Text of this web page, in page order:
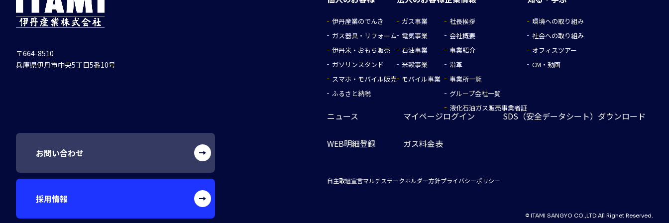
〒664-8510
兵庫県伊丹市中央5丁目5番10号
お問い合わせ
採用情報
伊丹産業のでんき
ガス器具・リフォーム
伊丹米・おもち販売
ガソリンスタンド
スマホ・モバイル販売
ふるさと納税
ガス事業
電気事業
石油事業
米穀事業
モバイル事業
社長挨拶
会社概要
事業紹介
沿革
事業所一覧
グループ会社一覧
液化石油ガス販売事業者証
環境への取り組み
社会への取り組み
オフィスツアー
CM・動画
ニュース マイページログイン SDS（安全データシート）ダウンロード
WEB明細登録 ガス料金表
自主取組宣言マルチステークホルダー方針プライバシーポリシー
© ITAMI SANGYO CO.,LTD.All Righet Reserved.